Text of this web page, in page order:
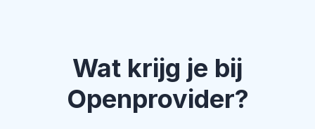
Wat krijg je bij
Openprovider?